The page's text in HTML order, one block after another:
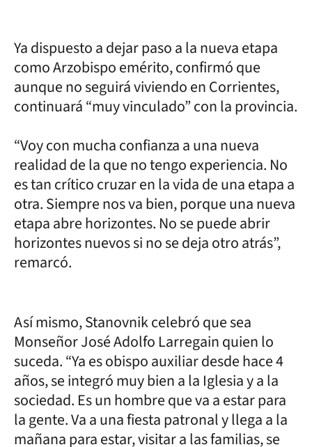
Ya dispuesto a dejar paso a la nueva etapa
como Arzobispo emérito, confirmó que
aunque no seguirá viviendo en Corrientes,
continuará “muy vinculado” con la provincia.
“Voy con mucha confianza a una nueva
realidad de la que no tengo experiencia. No
es tan crítico cruzar en la vida de una etapa a
otra. Siempre nos va bien, porque una nueva
etapa abre horizontes. No se puede abrir
horizontes nuevos si no se deja otro atrás”,
remarcó.
Así mismo, Stanovnik celebró que sea
Monseñor José Adolfo Larregain quien lo
suceda. “Ya es obispo auxiliar desde hace 4
años, se integró muy bien a la Iglesia y a la
sociedad. Es un hombre que va a estar para
la gente. Va a una fiesta patronal y llega a la
mañana para estar, visitar a las familias, se